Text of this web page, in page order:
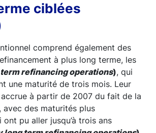
ciblées
comprend également des
à plus long terme, les
refinancing operations), qui
une maturité de trois mois. Leur
accrue à partir de 2007 du fait de la
avec des maturités plus
ont pu aller jusqu’à trois ans